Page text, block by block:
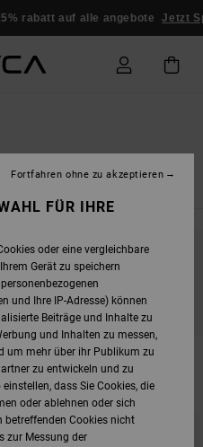
auf alle angebote Jetzt Sparen
SIND BALD
FÜR IHRE
oder eine vergleichbare
Gerät zu speichern
und Ihre IP-Adresse) können
Beiträge und Inhalte zu
und Inhalten zu messen,
um mehr über ihr Publikum zu
zu entwickeln und zu
dass Sie Cookies, die
oder ablehnen oder sich
betreffenden Cookies nicht
zur Messung der
Fortfahren ohne zu akzeptieren